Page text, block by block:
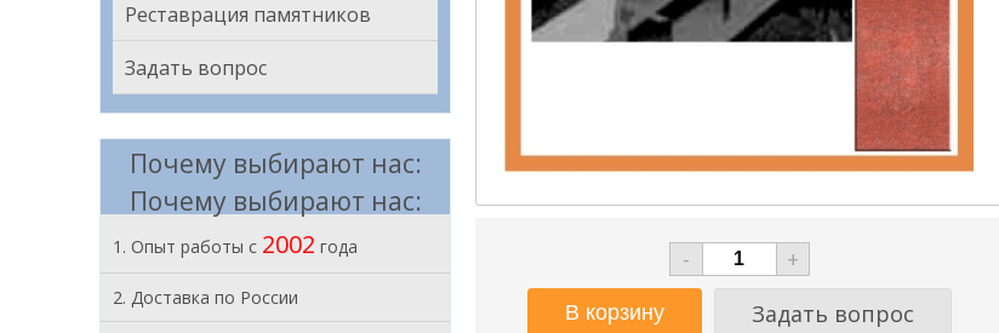
Реставрация памятников
Задать вопрос
Почему выбирают нас:
Почему выбирают нас:
1. Опыт работы с 2002 года
2. Доставка по России
-
+
Задать вопрос